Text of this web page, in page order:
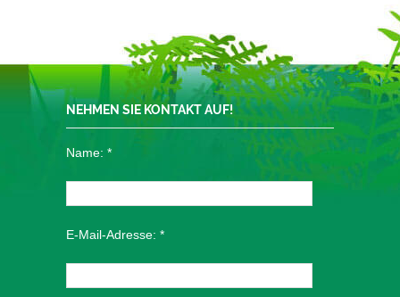
NEHMEN SIE KONTAKT AUF!
Name: *
E-Mail-Adresse: *